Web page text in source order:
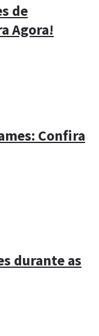
de
Agora!
Confira
durante as